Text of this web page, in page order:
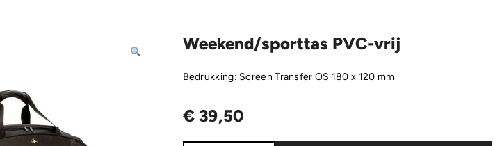
Weekend/sporttas PVC-vrij
Bedrukking: Screen Transfer OS 180 x 120 mm
€39,50